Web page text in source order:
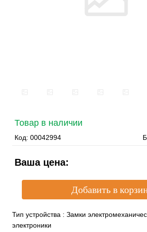
Товар в наличии
Код: 00042994
Ваша цена:
Тип устройства : Замки
электроники